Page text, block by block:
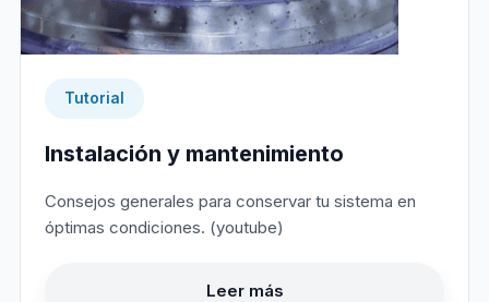
Tutorial
Instalación y mantenimiento
Consejos generales para conservar tu sistema en
óptimas condiciones. (youtube)
Leer más